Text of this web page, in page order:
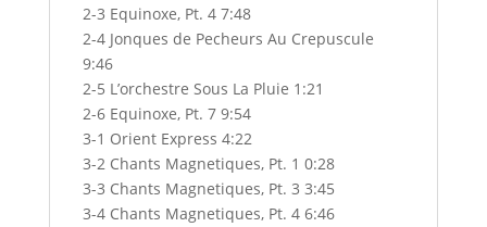
2-3 Equinoxe, Pt. 4 7:48
2-4 Jonques de Pecheurs Au Crepuscule
9:46
2-5 L’orchestre Sous La Pluie 1:21
2-6 Equinoxe, Pt. 7 9:54
3-1 Orient Express 4:22
3-2 Chants Magnetiques, Pt. 1 0:28
3-3 Chants Magnetiques, Pt. 3 3:45
3-4 Chants Magnetiques, Pt. 4 6:46